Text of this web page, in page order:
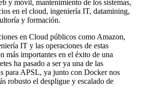
y móvil, mantenimiento de los sistemas,
en el cloud, ingeniería IT, datamining,
y formación.
en Cloud públicos como Amazon,
IT y las operaciones de estas
más importantes en el éxito de una
ha pasado a ser ya una de las
para APSL, ya junto con Docker nos
robusto el despligue y escalado de